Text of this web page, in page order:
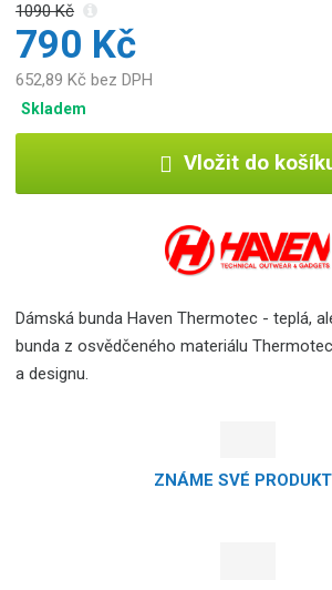
1090 Kč
790 Kč
652,89 Kč bez DPH
Skladem
Vložit do
Dámská bunda Haven Thermotec - teplá,
bunda z osvědčeného materiálu
a designu.
ZNÁME SVÉ